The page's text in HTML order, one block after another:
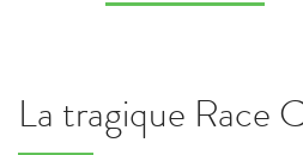
La tragique Race